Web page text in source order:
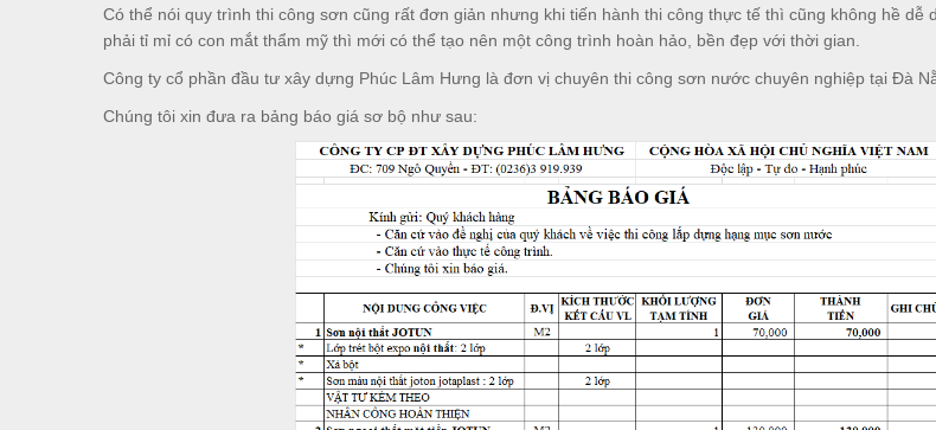
Có thể nói quy trình thi công sơn cũng rất đơn giản nhưng khi tiến hành thi công thực tế thì cũng không hề dễ
phải tỉ mỉ có con mắt thẩm mỹ thì mới có thể tạo nên một công trình hoàn hảo, bền đẹp với thời gian.
Công ty cổ phần đầu tư xây dựng Phúc Lâm Hưng là đơn vị chuyên thi công sơn nước chuyên nghiệp tại Đà
Chúng tôi xin đưa ra bảng báo giá sơ bộ như sau: